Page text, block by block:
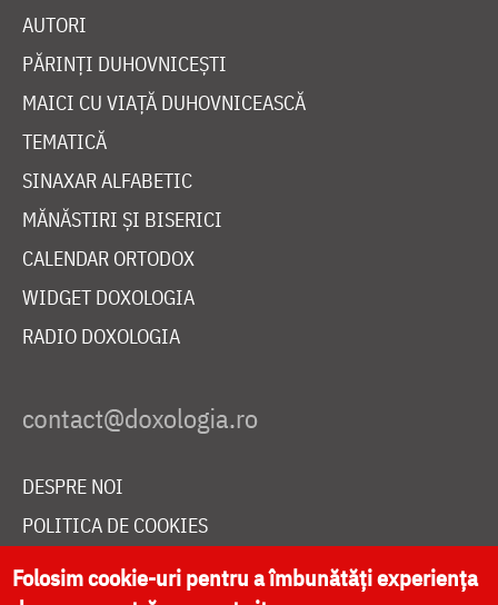
AUTORI
PĂRINȚI DUHOVNICEȘTI
MAICI CU VIAȚĂ DUHOVNICEASCĂ
TEMATICĂ
SINAXAR ALFABETIC
MĂNĂSTIRI ȘI BISERICI
CALENDAR ORTODOX
WIDGET DOXOLOGIA
RADIO DOXOLOGIA
DESPRE NOI
POLITICA DE COOKIES
DONEAZĂ ONLINE PENTRU CATEDRALA NAȚIONALĂ
Folosim cookie-uri pentru a îmbunătăți experiența